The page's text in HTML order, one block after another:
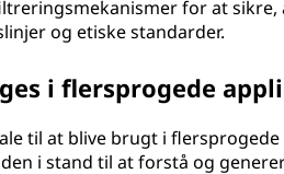
for at
og etiske standarder.
i flersprogede
til at blive brugt i
i stand til at forstå og